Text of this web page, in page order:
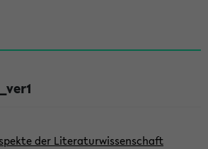
der Literaturwissenschaft